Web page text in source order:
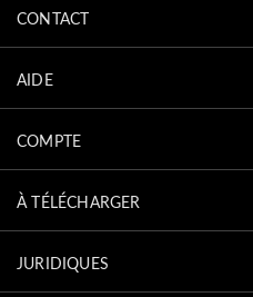
CONTACT
AIDE
COMPTE
À TÉLÉCHARGER
JURIDIQUES